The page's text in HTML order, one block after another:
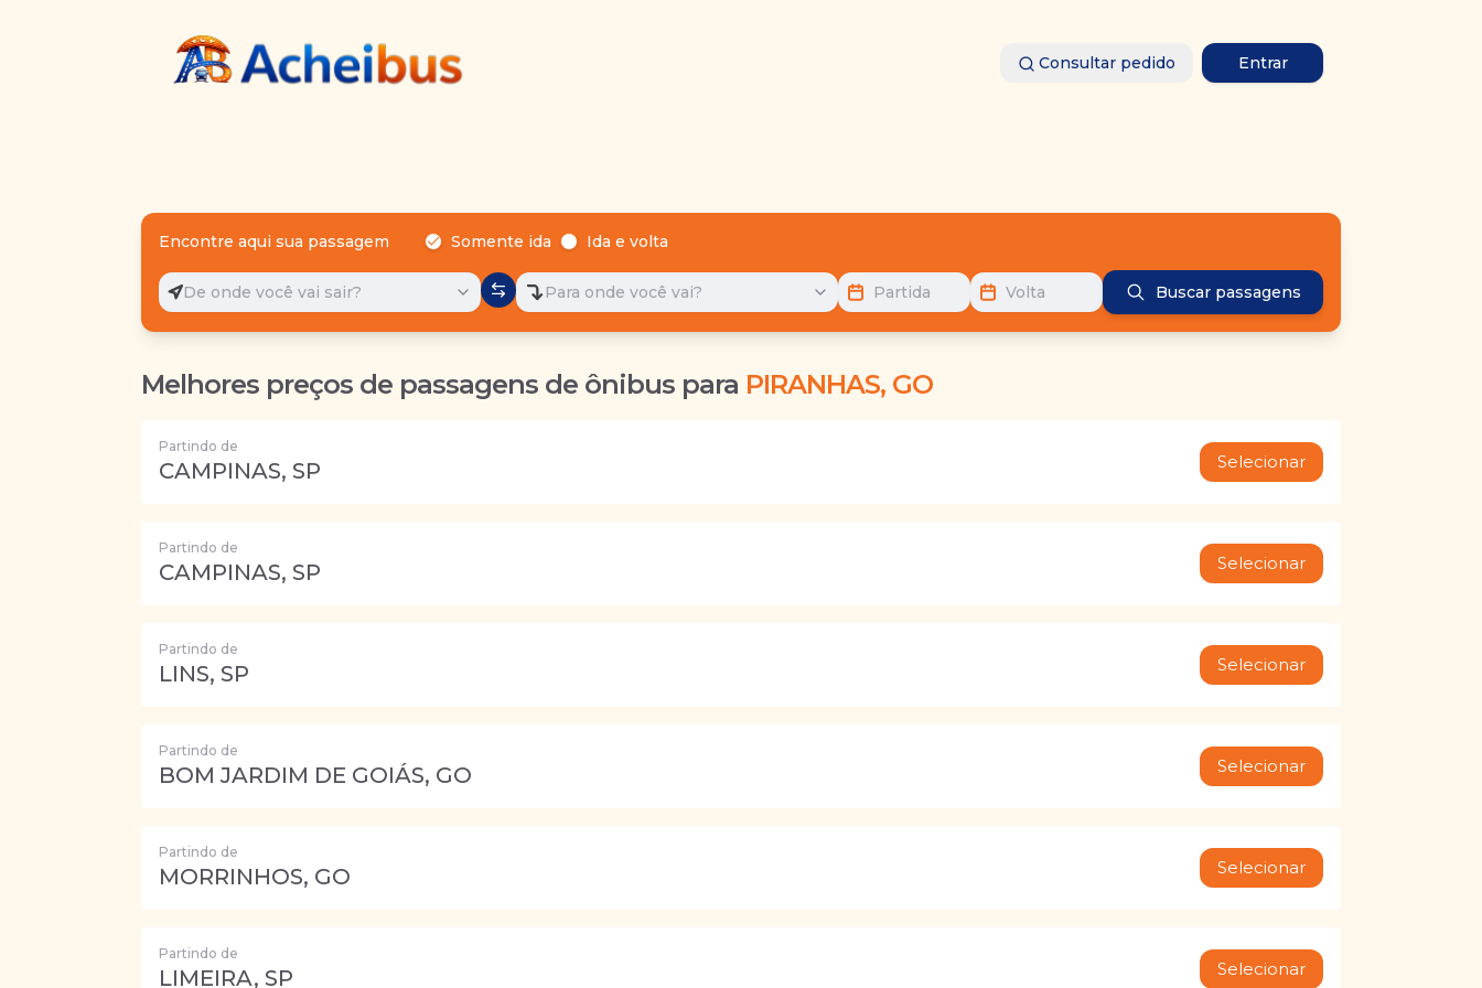
Consultar pedido Entrar
Encontre aqui sua passagem Somente ida Ida e volta
De onde você vai sair? Para onde você vai? Partida Volta Buscar passagens
Melhores preços de passagens de ônibus para PIRANHAS, GO
Partindo de
CAMPINAS, SP Selecionar
Partindo de
CAMPINAS, SP Selecionar
Partindo de
LINS, SP Selecionar
Partindo de
BOM JARDIM DE GOIÁS, GO Selecionar
Partindo de
MORRINHOS, GO Selecionar
Partindo de
LIMEIRA, SP Selecionar